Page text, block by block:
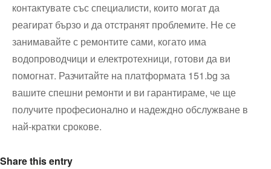
контактувате със специалисти, които могат да
реагират бързо и да отстранят проблемите. Не се
занимавайте с ремонтите сами, когато има
водопроводчици и електротехници, готови да ви
помогнат. Разчитайте на платформата 151.bg за
вашите спешни ремонти и ви гарантираме, че ще
получите професионално и надеждно обслужване в
най-кратки срокове.
Share this entry